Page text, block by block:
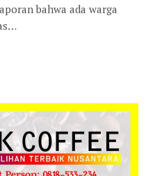
bahwa ada warga